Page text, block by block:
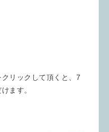
リックして頂くと、7
ます。